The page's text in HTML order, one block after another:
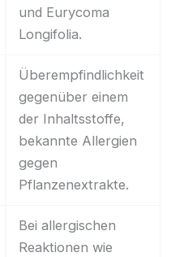
und Eurycoma
Longifolia.
Überempfindlichkeit
gegenüber einem
der Inhaltsstoffe,
bekannte Allergien
gegen
Pflanzenextrakte.
Bei allergischen
Reaktionen wie